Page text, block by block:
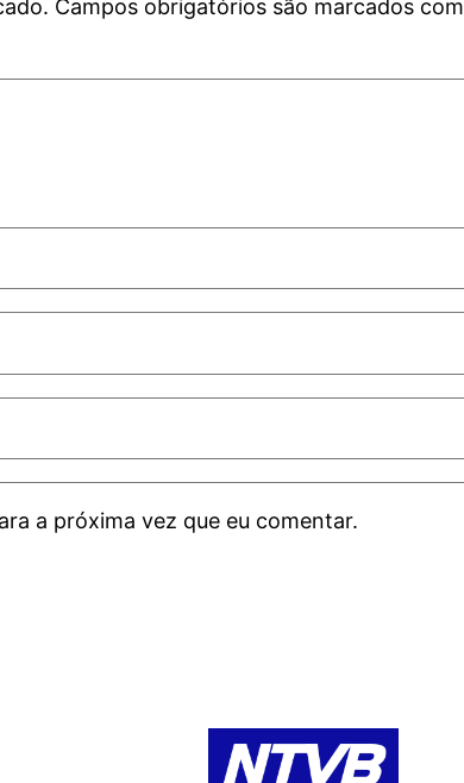
Campos obrigatórios são marcados com
a próxima vez que eu comentar.